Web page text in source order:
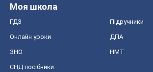
Моя школа
ГДЗ Підручники
Онлайн уроки ДПА
ЗНО НМТ
СНД посібники